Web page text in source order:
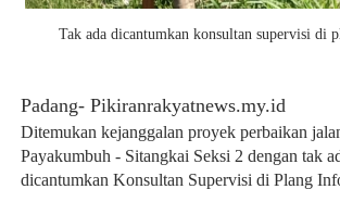
Tak ada dicantumkan konsultan supervisi di
Padang- Pikiranrakyatnews.my.id
Ditemukan kejanggalan proyek perbaikan
Payakumbuh - Sitangkai Seksi 2 dengan tak
dicantumkan Konsultan Supervisi di Plang